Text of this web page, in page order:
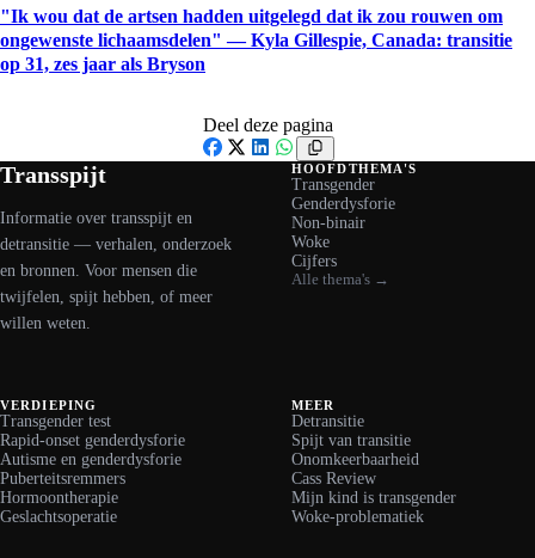
"Ik wou dat de artsen hadden uitgelegd dat ik zou rouwen om
ongewenste lichaamsdelen" — Kyla Gillespie, Canada: transitie
op 31, zes jaar als Bryson
Deel deze pagina
Facebook
X LinkedIn
WhatsApp
Transspijt
Informatie over transspijt en
detransitie — verhalen, onderzoek
en bronnen. Voor mensen die
twijfelen, spijt hebben, of meer
willen weten.
HOOFDTHEMA'S
Transgender
Genderdysforie
Non-binair
Woke
Cijfers
Alle thema's →
VERDIEPING
Transgender test
Rapid-onset genderdysforie
Autisme en genderdysforie
Puberteitsremmers
Hormoontherapie
Geslachtsoperatie
MEER
Detransitie
Spijt van transitie
Onomkeerbaarheid
Cass Review
Mijn kind is transgender
Woke-problematiek